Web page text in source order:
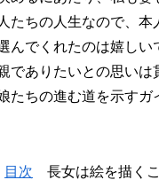
たちの人生なので、本
んでくれたのは嬉しい
でありたいとの思いは
たちの進む道を示すガ
目次 長女は絵を描く